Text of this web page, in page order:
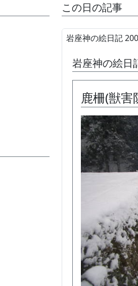
この日の記事
岩座神の絵日記
岩座神の絵日
鹿柵(獣害